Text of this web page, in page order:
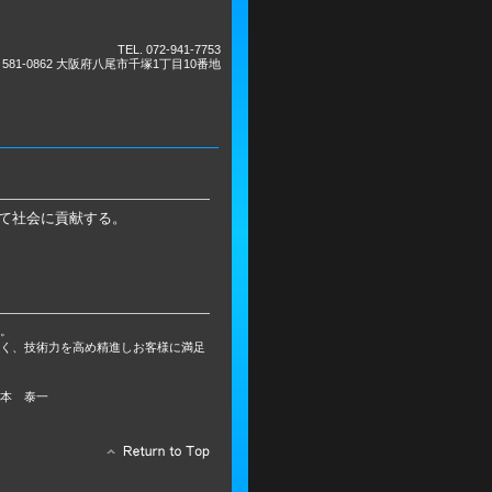
TEL. 072-941-7753
581-0862 大阪府八尾市千塚1丁目10番地
社会に貢献する。
、技術力を高め精進しお客様に満足